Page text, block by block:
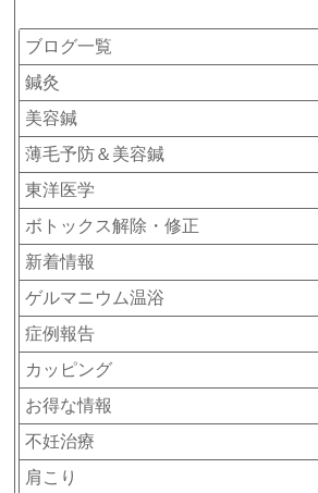
ブログ一覧
鍼灸
美容鍼
薄毛予防＆美容鍼
東洋医学
ボトックス解除・修正
新着情報
ゲルマニウム温浴
症例報告
カッピング
お得な情報
不妊治療
肩こり